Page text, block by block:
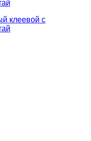
клеевой с